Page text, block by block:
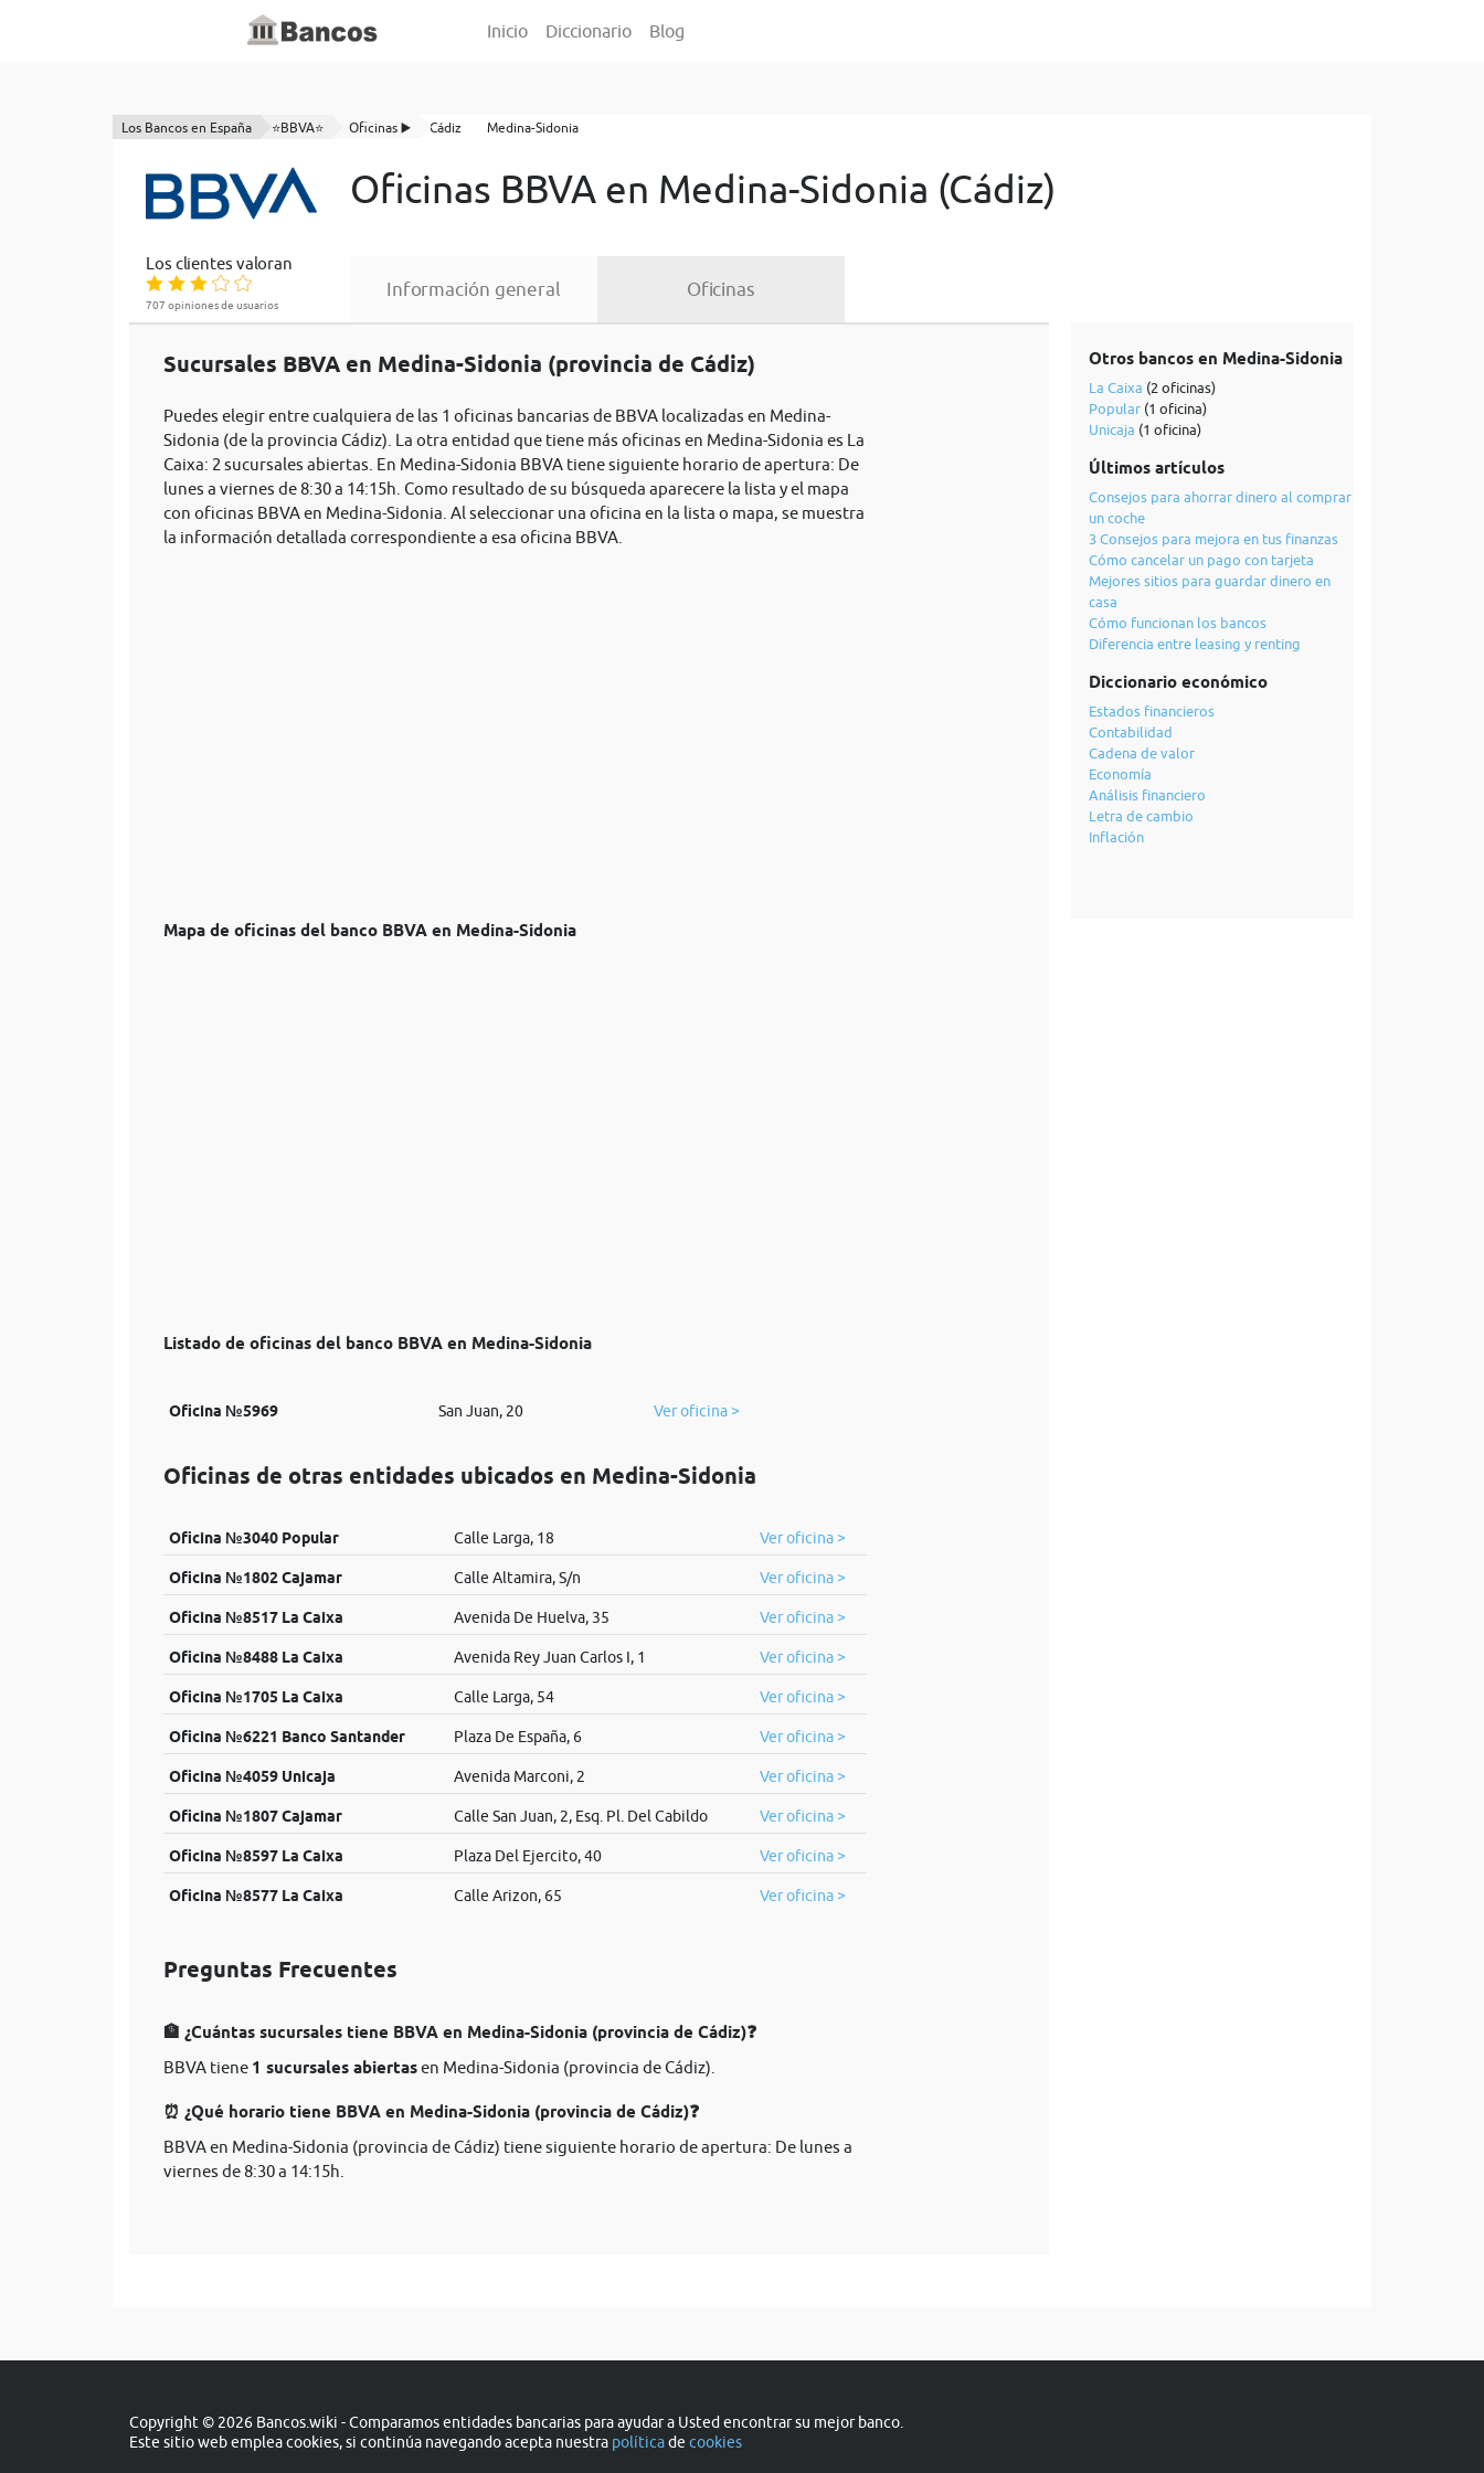
Inicio Diccionario Blog
Los Bancos en España ⭐BBVA⭐ Oficinas ▶️ Cádiz Medina-Sidonia
Oficinas BBVA en Medina-Sidonia (Cádiz)
Los clientes valoran
707 opiniones de usuarios
Información general Oficinas
Sucursales BBVA en Medina-Sidonia (provincia de Cádiz)
Puedes elegir entre cualquiera de las 1 oficinas bancarias de BBVA localizadas en Medina-
Sidonia (de la provincia Cádiz). La otra entidad que tiene más oficinas en Medina-Sidonia es La
Caixa: 2 sucursales abiertas. En Medina-Sidonia BBVA tiene siguiente horario de apertura: De
lunes a viernes de 8:30 a 14:15h. Como resultado de su búsqueda aparecere la lista y el mapa
con oficinas BBVA en Medina-Sidonia. Al seleccionar una oficina en la lista o mapa, se muestra
la información detallada correspondiente a esa oficina BBVA.
Mapa de oficinas del banco BBVA en Medina-Sidonia
Listado de oficinas del banco BBVA en Medina-Sidonia
Oficina №5969 San Juan, 20 Ver oficina >
Oficinas de otras entidades ubicados en Medina-Sidonia
Oficina №3040 Popular Calle Larga, 18 Ver oficina >
Oficina №1802 Cajamar Calle Altamira, S/n Ver oficina >
Oficina №8517 La Caixa Avenida De Huelva, 35 Ver oficina >
Oficina №8488 La Caixa Avenida Rey Juan Carlos I, 1 Ver oficina >
Oficina №1705 La Caixa Calle Larga, 54 Ver oficina >
Oficina №6221 Banco Santander Plaza De España, 6 Ver oficina >
Oficina №4059 Unicaja Avenida Marconi, 2 Ver oficina >
Oficina №1807 Cajamar Calle San Juan, 2, Esq. Pl. Del Cabildo Ver oficina >
Oficina №8597 La Caixa Plaza Del Ejercito, 40 Ver oficina >
Oficina №8577 La Caixa Calle Arizon, 65 Ver oficina >
Preguntas Frecuentes
🏦 ¿Cuántas sucursales tiene BBVA en Medina-Sidonia (provincia de Cádiz)❓
BBVA tiene 1 sucursales abiertasen Medina-Sidonia (provincia de Cádiz).
⏰ ¿Qué horario tiene BBVA en Medina-Sidonia (provincia de Cádiz)❓
BBVA en Medina-Sidonia (provincia de Cádiz) tiene siguiente horario de apertura: De lunes a
viernes de 8:30 a 14:15h.
Otros bancos en Medina-Sidonia
La Caixa (2 oficinas)
Popular(1 oficina)
Unicaja (1 oficina)
Últimos artículos
Consejos para ahorrar dinero al comprar
un coche
3 Consejos para mejora en tus finanzas
Cómo cancelar un pago con tarjeta
Mejores sitios para guardar dinero en
casa
Cómo funcionan los bancos
Diferencia entre leasing y renting
Diccionario económico
Estados financieros
Contabilidad
Cadena de valor
Economía
Análisis financiero
Letra de cambio
Inflación
Copyright © 2026 Bancos.wiki - Comparamos entidades bancarias para ayudar a Usted encontrar su mejor banco.
Este sitio web emplea cookies, si continúa navegando acepta nuestra políticade cookies